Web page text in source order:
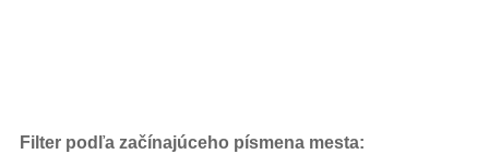
Filter podľa začínajúceho písmena mesta: